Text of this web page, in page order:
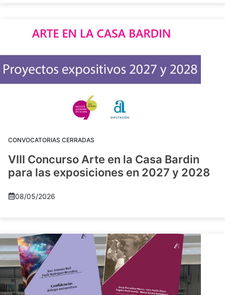
CONVOCATORIAS CERRADAS
VIII Concurso Arte en la Casa Bardin
para las exposiciones en 2027 y 2028
08/05/2026